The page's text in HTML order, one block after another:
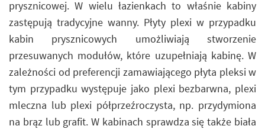
prysznicowej. W wielu łazienkach to właśnie kabiny
zastępują tradycyjne wanny. Płyty plexi w przypadku
kabin prysznicowych umożliwiają stworzenie
przesuwanych modułów, które uzupełniają kabinę. W
zależności od preferencji zamawiającego płyta pleksi w
tym przypadku występuje jako plexi bezbarwna, plexi
mleczna lub plexi półprzeźroczysta, np. przydymiona
na brąz lub grafit. W kabinach sprawdza się także biała